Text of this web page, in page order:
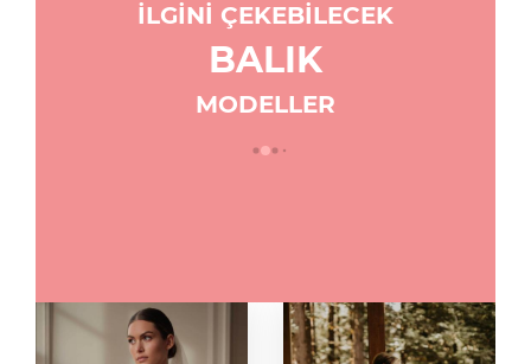
İLGİNİ ÇEKEBİLECEK
BALIK
MODELLER